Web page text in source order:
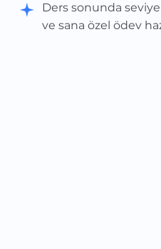
Ders sonunda
ve sana özel ödev